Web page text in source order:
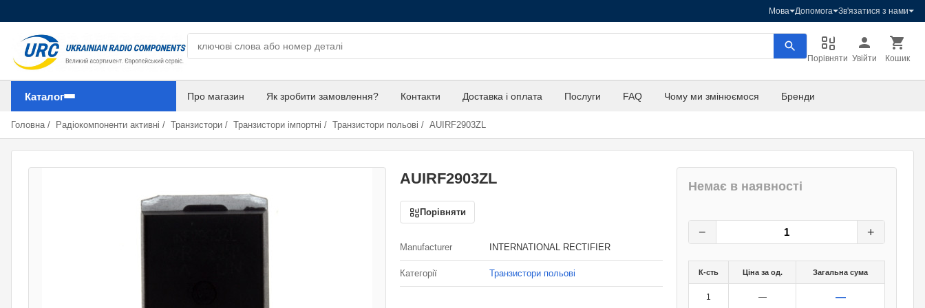
Мова Допомога Зв'язатися з нами
Порівняти Увійти Кошик
Каталог Про магазин Як зробити замовлення? Контакти Доставка і оплата Послуги FAQ Чому ми змінюємося Бренди
Головна / Радіокомпоненти активні / Транзистори / Транзистори імпортні / Транзистори польові / AUIRF2903ZL
AUIRF2903ZL
Порівняти
Manufacturer INTERNATIONAL RECTIFIER
Категорії Транзистори польові
Немає в наявності
− +
К-сть Ціна за од. Загальна сума
1 — —